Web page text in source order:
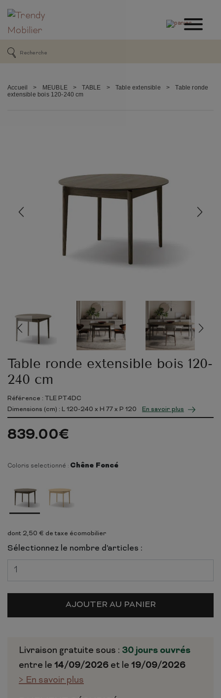
Accueil > MEUBLE > TABLE > Table extensible >
Table ronde
extensible bois 120-240 cm
Table ronde extensible bois 120-
240 cm
Référence : TLE PT4DC
Dimensions (cm) : L120-240 x H 77x P 120 En savoir plus
839.00€
Coloris selectionné : Chêne Foncé
dont 2,50 € de taxe écomobilier
Sélectionnez le nombre d'articles :
AJOUTER AU PANIER
Livraison gratuite sous : 30 jours ouvrés
entre le 14/09/2026 et le 19/09/2026
> En savoir plus